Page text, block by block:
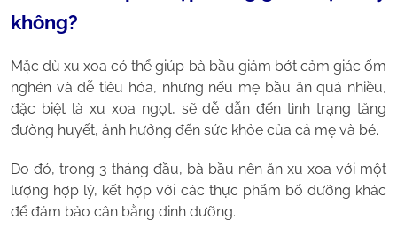
không?
Mặc dù xu xoa có thể giúp bà bầu giảm bớt cảm giác ốm
nghén và dễ tiêu hóa, nhưng nếu mẹ bầu ăn quá nhiều,
đặc biệt là xu xoa ngọt, sẽ dễ dẫn đến tình trạng tăng
đường huyết, ảnh hưởng đến sức khỏe của cả mẹ và bé.
Do đó, trong 3 tháng đầu, bà bầu nên ăn xu xoa với một
lượng hợp lý, kết hợp với các thực phẩm bổ dưỡng khác
để đảm bảo cân bằng dinh dưỡng.